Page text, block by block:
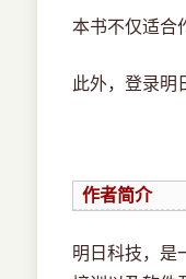
本书不仅适合
此外，登录明
作者简介
明日科技，是